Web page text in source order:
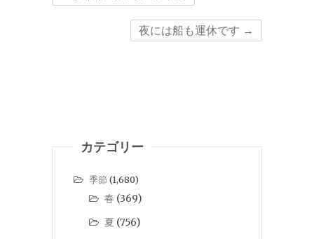
夜には船も運休です →
カテゴリー
季節 (1,680)
春 (369)
夏 (756)